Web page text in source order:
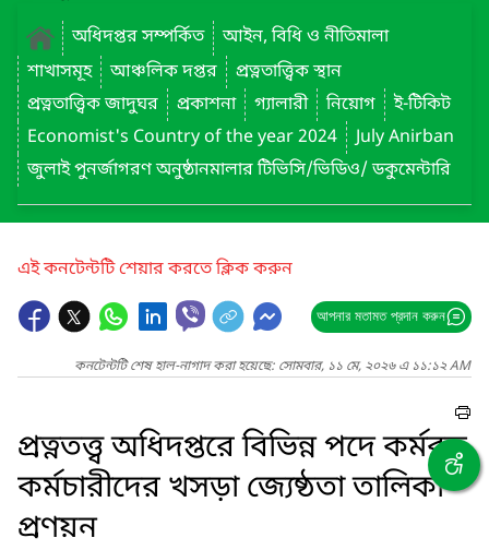
অধিদপ্তর সম্পর্কিত
আইন, বিধি ও নীতিমালা
শাখাসমূহ
আঞ্চলিক দপ্তর
প্রত্নতাত্ত্বিক স্থান
প্রত্নতাত্ত্বিক জাদুঘর
প্রকাশনা গ্যালারী নিয়োগ
ই-টিকিট
Economist's Country of the year 2024
July Anirban
জুলাই পুনর্জাগরণ অনুষ্ঠানমালার টিভিসি/ভিডিও/ ডকুমেন্টারি
এই কনটেন্টটি শেয়ার করতে ক্লিক করুন
আপনার মতামত প্রদান করুন
কনটেন্টটি শেষ হাল-নাগাদ করা হয়েছে: সোমবার, ১১ মে, ২০২৬ এ ১১:১২ AM
প্রত্নতত্ত্ব অধিদপ্তরে বিভিন্ন পদে কর্মরত
কর্মচারীদের খসড়া জ্যেষ্ঠতা তালিকা
প্রণয়ন